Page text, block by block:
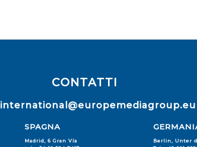
CONTATTI
international@europemediagroup.eu
SPAGNA
Madrid, 6 Gran Vía
Berlin, Unter